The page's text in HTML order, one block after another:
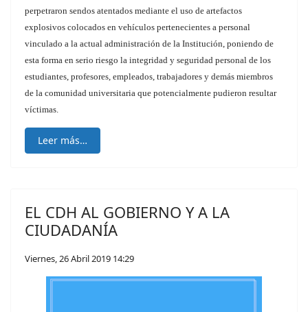
perpetraron sendos atentados mediante el uso de artefactos
explosivos colocados en vehículos pertenecientes a personal
vinculado a la actual administración de la Institución, poniendo de
esta forma en serio riesgo la integridad y seguridad personal de los
estudiantes, profesores, empleados, trabajadores y demás miembros
de la comunidad universitaria que potencialmente pudieron resultar
víctimas.
Leer más…
EL CDH AL GOBIERNO Y A LA
CIUDADANÍA
Viernes, 26 Abril 2019 14:29